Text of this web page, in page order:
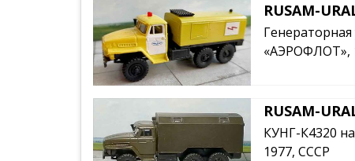
RUSAM-
«АЭРОФЛОТ»,
RUSAM-
КУНГ-К4320
1977, СССР